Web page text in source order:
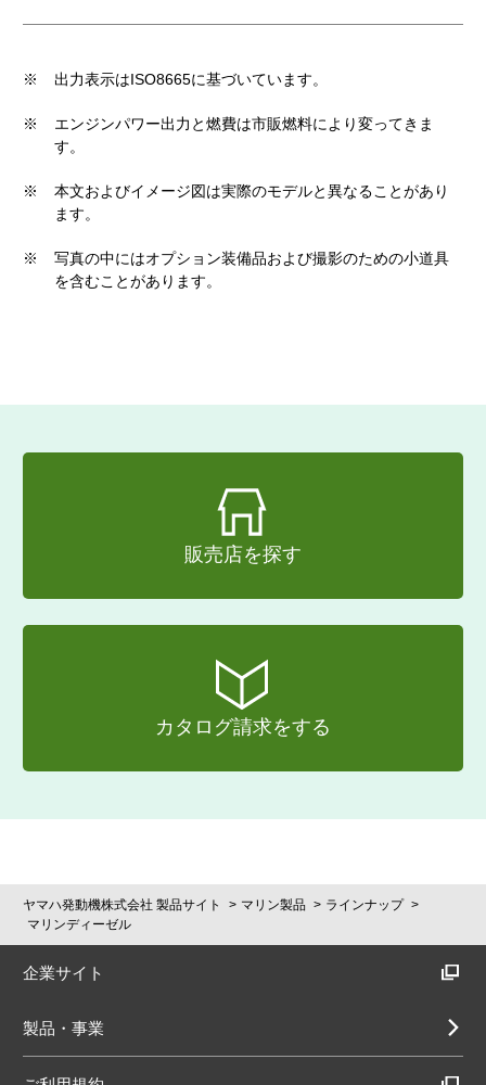
※ 出力表示はISO8665に基づいています。
※
エンジンパワー出力と燃費は市販燃料により変ってきま
す。
※
本文およびイメージ図は実際のモデルと異なることがあり
ます。
※
写真の中にはオプション装備品および撮影のための小道具
を含むことがあります。
販売店を探す
カタログ請求をする
ヤマハ発動機株式会社 製品サイト マリン製品
ラインナップ
マリンディーゼル
企業サイト
製品・事業